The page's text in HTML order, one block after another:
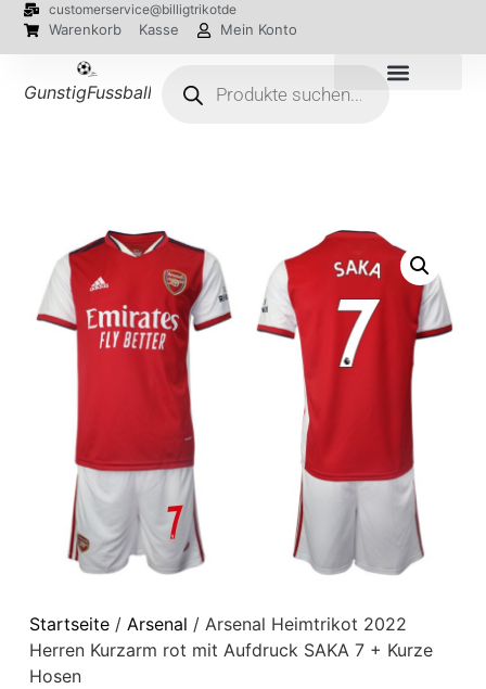
customerservice@billigtrikotde
Warenkorb Kasse Mein Konto
GunstigFussballTrikot
Startseite/ Arsenal / Arsenal Heimtrikot 2022
Herren Kurzarm rot mit Aufdruck SAKA 7 + Kurze
Hosen